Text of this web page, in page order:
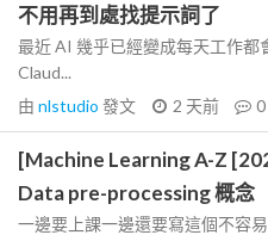
不用再到處找提示詞了
最近 AI 幾乎已經變成每天工作都
Claud...
由 nlstudio 發文 2 天前 0
[Machine Learning A-Z
Data pre-processing 概念
一邊要上課一邊還要寫這個不容